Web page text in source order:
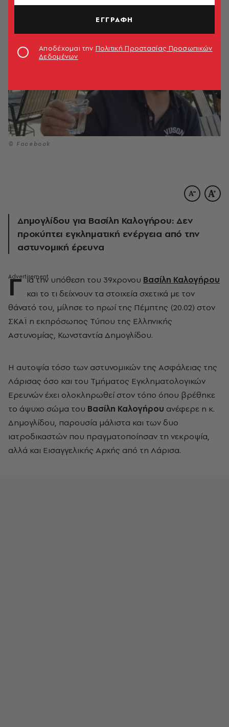
© Facebook
Δημογλίδου για Βασίλη Καλογήρου: Δεν
προκύπτει εγκληματική ενέργεια από την
αστυνομική έρευνα
Γ ια την υπόθεση του 39χρονου Βασίλη Καλογήρου
και το τι δείχνουν τα στοιχεία σχετικά με τον
θάνατό του, μίλησε το πρωί της Πέμπτης (20.02) στον
ΣΚΑΪ η εκπρόσωπος Τύπου της Ελληνικής
Αστυνομίας, Κωνσταντία Δημογλίδου.
Η αυτοψία τόσο των αστυνομικών της Ασφάλειας της
Λάρισας όσο και του Τμήματος Εγκληματολογικών
Ερευνών έχει ολοκληρωθεί στον τόπο όπου βρέθηκε
το άψυχο σώμα του Βασίλη Καλογήρου ανέφερε η κ.
Δημογλίδου, παρουσία μάλιστα και των δυο
ιατροδικαστών που πραγματοποίησαν τη νεκροψία,
αλλά και Εισαγγελικής Αρχής από τη Λάρισα.
ΕΓΓΡΑΦΗ
Αποδέχομαι την Πολιτική Προστασίας Προσωπικών
Δεδομένων